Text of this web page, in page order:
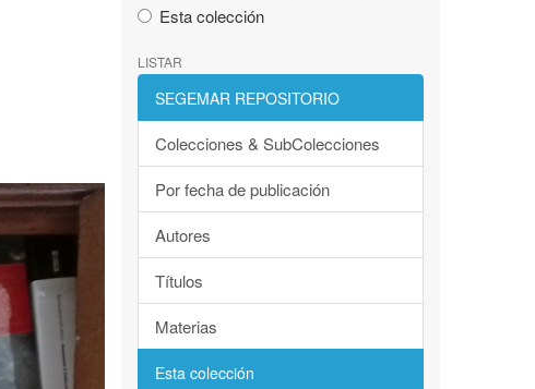
Esta colección
LISTAR
SEGEMAR REPOSITORIO
Colecciones & SubColecciones
Por fecha de publicación
Autores
Títulos
Materias
Esta colección